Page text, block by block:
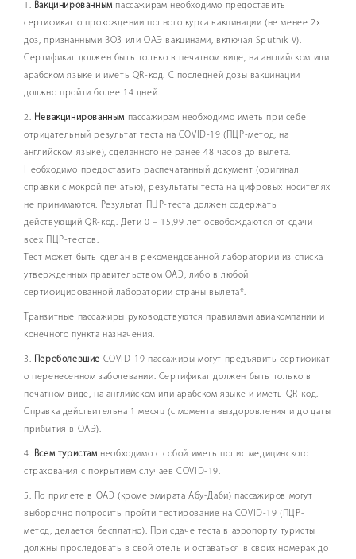
1. Вакцинированным пассажирам необходимо предоставить
сертификат о прохождении полного курса вакцинации (не менее 2х
доз, признанными ВОЗ или ОАЭ вакцинами, включая Sputnik V).
Сертификат должен быть только в печатном виде, на английском или
арабском языке и иметь QR-код. С последней дозы вакцинации
должно пройти более 14 дней.
2. Невакцинированным пассажирам необходимо иметь при себе
отрицательный результат теста на COVID-19 (ПЦР-метод; на
английском языке), сделанного не ранее 48 часов до вылета.
Необходимо предоставить распечатанный документ (оригинал
справки с мокрой печатью), результаты теста на цифровых носителях
не принимаются. Результат ПЦР-теста должен содержать
действующий QR-код. Дети 0 – 15,99 лет освобождаются от сдачи
всех ПЦР-тестов.
Тест может быть сделан в рекомендованной лаборатории из списка
утвержденных правительством ОАЭ, либо в любой
сертифицированной лаборатории страны вылета*.
Транзитные пассажиры руководствуются правилами авиакомпании и
конечного пункта назначения.
3. Переболевшие COVID-19 пассажиры могут предъявить сертификат
о перенесенном заболевании. Сертификат должен быть только в
печатном виде, на английском или арабском языке и иметь QR-код.
Справка действительна 1 месяц (с момента выздоровления и до даты
прибытия в ОАЭ).
4. Всем туристам необходимо с собой иметь полис медицинского
страхования с покрытием случаев COVID-19.
5. По прилете в ОАЭ (кроме эмирата Абу-Даби) пассажиров могут
выборочно попросить пройти тестирование на COVID-19 (ПЦР-
метод, делается бесплатно). При сдаче теста в аэропорту туристы
должны проследовать в свой отель и оставаться в своих номерах до